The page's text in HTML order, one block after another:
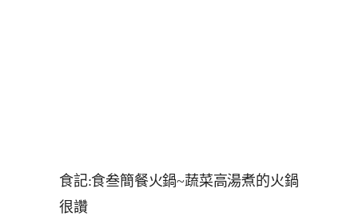
食記:食叁簡餐火鍋~蔬菜高湯煮的火鍋
很讚